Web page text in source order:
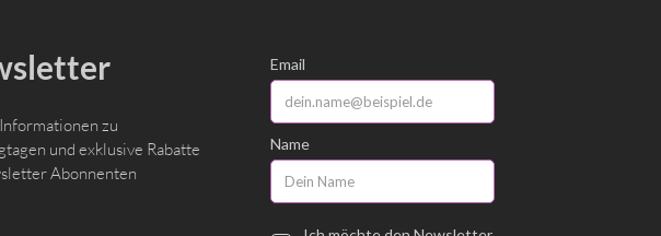
zu
und exklusive Rabatte
Abonnenten